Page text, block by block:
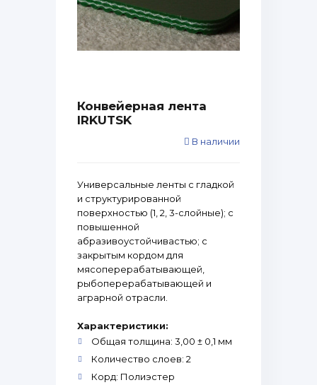
Конвейерная лента
IRKUTSK
В наличии
Универсальные ленты с гладкой
и структурированной
поверхностью (1, 2, 3-слойные); с
повышенной
абразивоустойчивастью; с
закрытым кордом для
мясоперерабатывающей,
рыбоперерабатывающей и
аграрной отрасли.
Характеристики:
Общая толщина: 3,00 ± 0,1 мм
Количество слоев: 2
Корд: Полиэстер